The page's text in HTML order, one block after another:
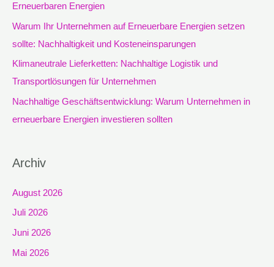
Erneuerbaren Energien
Warum Ihr Unternehmen auf Erneuerbare Energien setzen
sollte: Nachhaltigkeit und Kosteneinsparungen
Klimaneutrale Lieferketten: Nachhaltige Logistik und
Transportlösungen für Unternehmen
Nachhaltige Geschäftsentwicklung: Warum Unternehmen in
erneuerbare Energien investieren sollten
Archiv
August 2026
Juli 2026
Juni 2026
Mai 2026